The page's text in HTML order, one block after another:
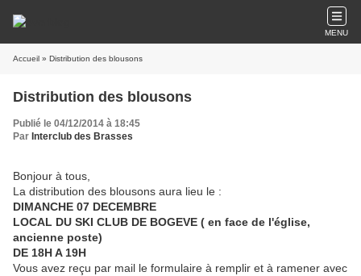
MENU
Accueil » Distribution des blousons
Distribution des blousons
Publié le 04/12/2014 à 18:45
Par Interclub des Brasses
Bonjour à tous,
La distribution des blousons aura lieu le :
DIMANCHE 07 DECEMBRE
LOCAL DU SKI CLUB DE BOGEVE ( en face de l'église,
ancienne poste)
DE 18H A 19H
Vous avez reçu par mail le formulaire à remplir et à ramener avec